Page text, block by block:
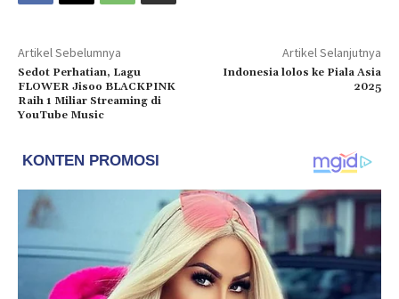
Artikel Sebelumnya
Sedot Perhatian, Lagu
FLOWER Jisoo BLACKPINK
Raih 1 Miliar Streaming di
YouTube Music
Artikel Selanjutnya
Indonesia lolos ke Piala Asia
2025